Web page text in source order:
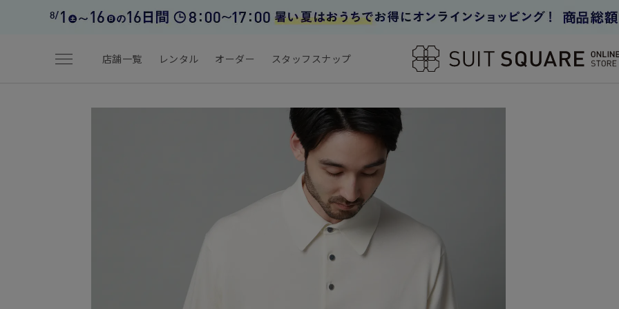
menu 店舗一覧 レンタル オーダー スタッフスナップ